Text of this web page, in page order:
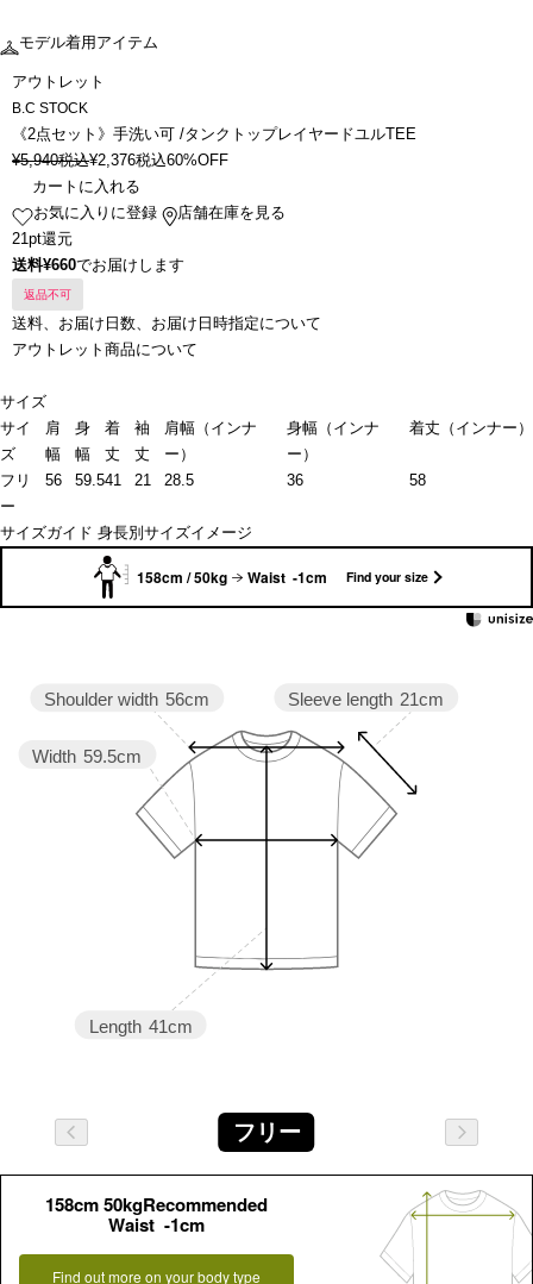
モデル着用アイテム
アウトレット
B.C STOCK
《2点セット》手洗い可 /タンクトップレイヤードユルTEE
¥5,940税込¥2,376税込60%OFF
カートに入れる
お気に入りに登録
店舗在庫を見る
21pt還元
送料¥660でお届けします
返品不可
送料、お届け日数、お届け日時指定について
アウトレット商品について
サイズ
サイ
ズ
肩
幅
身
幅
着
丈
袖
丈
肩幅（インナ
ー）
身幅（インナ
ー）
着丈（インナー）
フリ
ー
56 59.541 21 28.5 36 58
サイズガイド 身長別サイズイメージ
158cm / 50kg Waist -1cm Find your size
Sleeve length 21cm
Length 41cm
Width 59.5cm
Shoulder width 56cm
フリー
158cm 50kgRecommended
Waist -1cm
Find out more on your body type